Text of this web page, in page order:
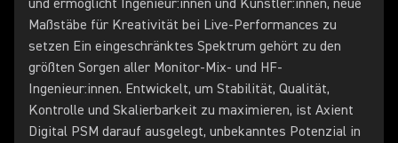
und ermöglicht Ingenieur:innen und Künstler:innen, neue
Maßstäbe für Kreativität bei Live-Performances zu
setzen Ein eingeschränktes Spektrum gehört zu den
größten Sorgen aller Monitor-Mix- und HF-
Ingenieur:innen. Entwickelt, um Stabilität, Qualität,
Kontrolle und Skalierbarkeit zu maximieren, ist Axient
Digital PSM darauf ausgelegt, unbekanntes Potenzial in